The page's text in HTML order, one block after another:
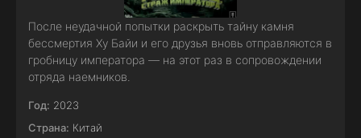
После неудачной попытки раскрыть тайну камня
бессмертия Ху Байи и его друзья вновь отправляются в
гробницу императора — на этот раз в сопровождении
отряда наемников.
Год: 2023
Страна: Китай